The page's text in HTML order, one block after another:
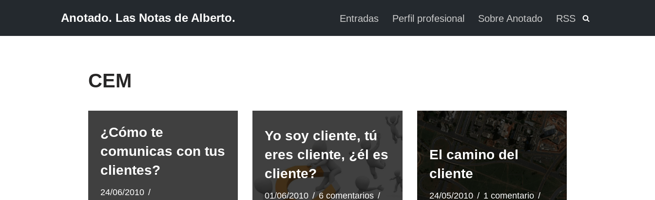
Anotado. Las Notas de Alberto. Entradas Perfil profesional Sobre Anotado RSS
CEM
¿Cómo te
comunicas con tus
clientes?
24/06/2010
Yo soy cliente, tú
eres cliente, ¿él es
cliente?
01/06/2010
6 comentarios
El camino del
cliente
24/05/2010
1 comentario